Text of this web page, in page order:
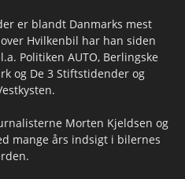
er blandt Danmarks mest
Hvilkenbil har han siden
Politiken AUTO, Berlingske
og De 3 Stiftstidender og
Morten Kjeldsen og
mange års indsigt i bilernes